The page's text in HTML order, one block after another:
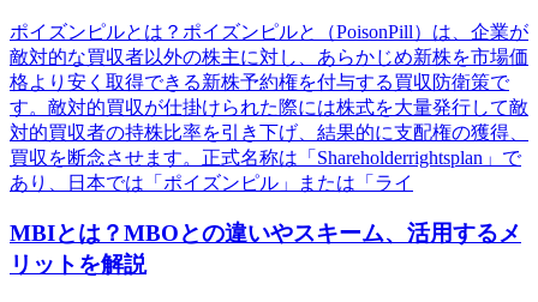
ポイズンピルとは？ポイズンピルと（PoisonPill）は、企業が
敵対的な買収者以外の株主に対し、あらかじめ新株を市場価
格より安く取得できる新株予約権を付与する買収防衛策で
す。敵対的買収が仕掛けられた際には株式を大量発行して敵
対的買収者の持株比率を引き下げ、結果的に支配権の獲得、
買収を断念させます。正式名称は「Shareholderrightsplan」で
あり、日本では「ポイズンピル」または「ライ
MBIとは？MBOとの違いやスキーム、活用するメ
リットを解説